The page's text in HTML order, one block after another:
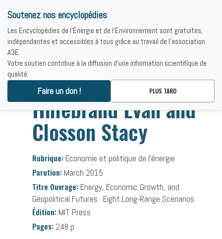
Bibliographies -
Hillebrand Evan and
Closson Stacy
Rubrique: Economie et politique de l’énergie
Parution: March 2015
Titre Ouvrage: Energy, Economic Growth, and
Geopolitical Futures : Eight Long-Range Scenarios
Édition: MIT Press
Pages: 248 p.
Soutenez nos encyclopédies
Les Encyclopédies de l'Énergie et de l'Environnement sont gratuites,
indépendantes et accessibles à tous grâce au travail de l'association
A3E.
Votre soutien contribue à la diffusion d'une information scientifique de
qualité.
Faire un don ! PLUS TARD